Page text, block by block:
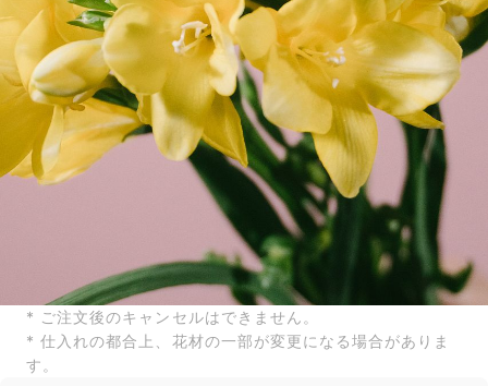
* ご注文後のキャンセルはできません。
* 仕入れの都合上、花材の一部が変更になる場合がありま
す。